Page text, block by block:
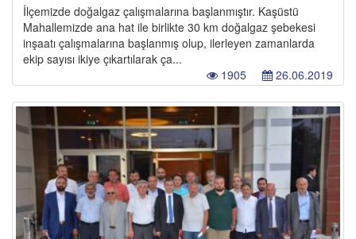
İlçemizde doğalgaz çalışmalarına başlanmıştır. Kaşüstü
Mahallemizde ana hat ile birlikte 30 km doğalgaz şebekesi
inşaatı çalışmalarına başlanmış olup, ilerleyen zamanlarda
ekip sayısı ikiye çıkartılarak ça...
26.06.2019
1905